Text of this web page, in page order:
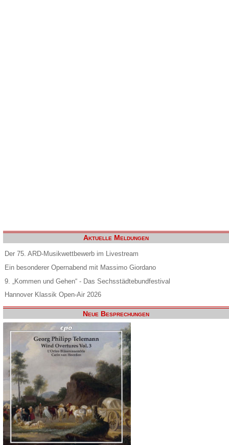
Aktuelle Meldungen
Der 75. ARD-Musikwettbewerb im Livestream
Ein besonderer Opernabend mit Massimo Giordano
9. „Kommen und Gehen“ - Das Sechsstädtebundfestival
Hannover Klassik Open-Air 2026
Neue Besprechungen